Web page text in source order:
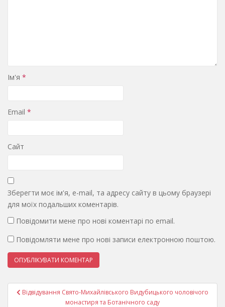
Ім'я *
Email *
Сайт
Зберегти моє ім'я, e-mail, та адресу сайту в цьому браузері
для моїх подальших коментарів.
Повідомити мене про нові коментарі по email.
Повідомляти мене про нові записи електронною поштою.
Навігація
Відвідування Свято-Михайлівського Видубицького чоловічого
монастиря та Ботанічного саду